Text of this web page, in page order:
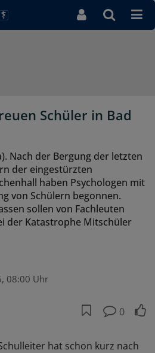
Schüler in Bad
Nach der Bergung der letzten
der eingestürzten
haben Psychologen mit
von Schülern begonnen.
sollen von Fachleuten
der Katastrophe Mitschüler
08:00 Uhr
0
hat schon kurz nach